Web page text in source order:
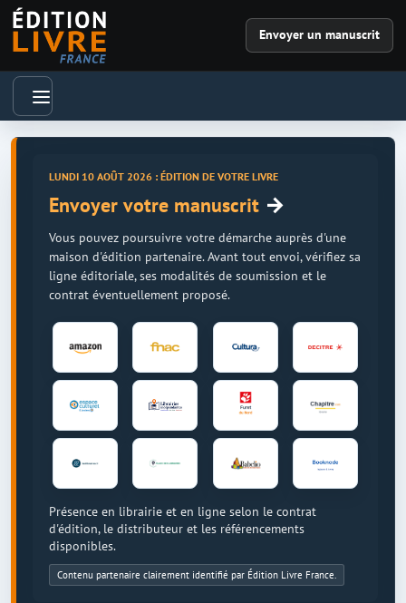
Envoyer un manuscrit
LUNDI 10 AOÛT 2026 : ÉDITION DE VOTRE LIVRE
Envoyer votre manuscrit →
Vous pouvez poursuivre votre démarche auprès d'une
maison d'édition partenaire. Avant tout envoi, vérifiez sa
ligne éditoriale, ses modalités de soumission et le
contrat éventuellement proposé.
Présence en librairie et en ligne selon le contrat
d'édition, le distributeur et les référencements
disponibles.
Contenu partenaire clairement identifié par Édition Livre France.